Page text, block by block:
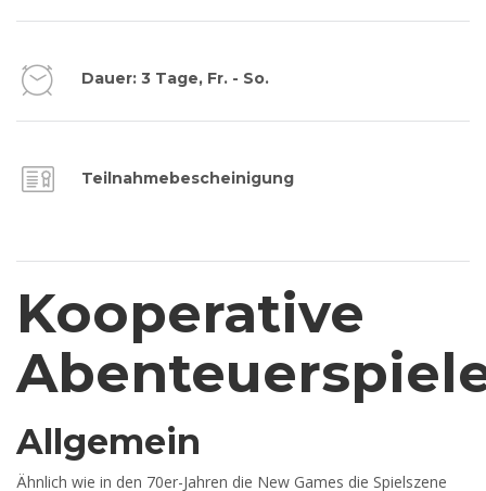
Dauer: 3 Tage, Fr. - So.
Teilnahmebescheinigung
Kooperative
Allgemein
Ähnlich wie in den 70er-Jahren die New Games die Spielszene